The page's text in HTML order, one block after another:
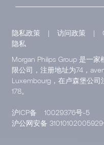
隐私政策 | 访问政策 |
隐私
Morgan Philips Group 是一
限公司，注册地址为74，
Luxembourg，在卢森堡公司
178。
沪ICP备
10029376号-5
沪公网安备